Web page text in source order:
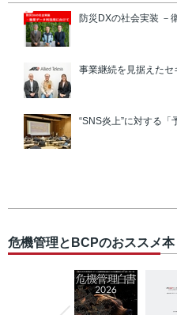
防災DXの社会実装 －
事業継続を見据えたセ
“SNS炎上”に対する
危機管理とBCPのおススメ本